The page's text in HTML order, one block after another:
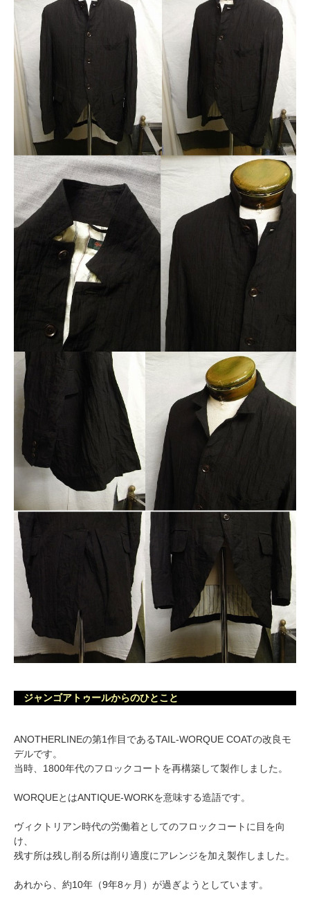
ジャンゴアトゥールからのひとこと
ANOTHERLINEの第1作目であるTAIL-WORQUE COATの改良モ
デルです。
当時、1800年代のフロックコートを再構築して製作しました。
WORQUEとはANTIQUE-WORKを意味する造語です。
ヴィクトリアン時代の労働着としてのフロックコートに目を向
け、
残す所は残し削る所は削り適度にアレンジを加え製作しました。
あれから、約10年（9年8ヶ月）が過ぎようとしています。